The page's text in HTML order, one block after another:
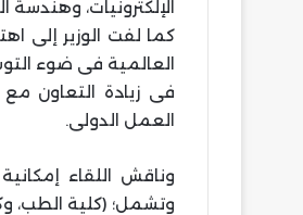
الإلكترونيات،
كما لفت الوزير إلى
العالمية فى ضوء
فى زيادة التعاون
العمل الدولى.
وناقش اللقاء
وتشمل؛ (كلية الطب،